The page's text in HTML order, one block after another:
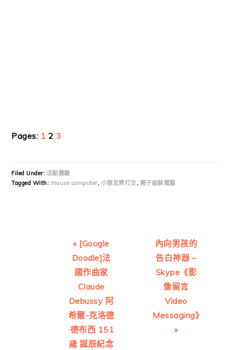
Pages: Page
1 Page
2 Page
3
Filed Under: 活動體驗
Tagged With: mouse computer, 小朋友齊打交, 親子組裝電腦
Previous
Post:
« [Google
Doodle]法
國作曲家
Claude
Debussy 阿
希爾-克洛德
·德布西 151
歲 誕辰紀念
Next
Post:
內向男孩的
告白神器 –
Skype《影
像留言
Video
Messaging》
»